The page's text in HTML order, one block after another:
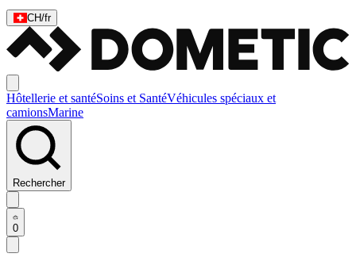
CH/fr
Hôtellerie et santéSoins et SantéVéhicules spéciaux et
camionsMarine
Rechercher
0